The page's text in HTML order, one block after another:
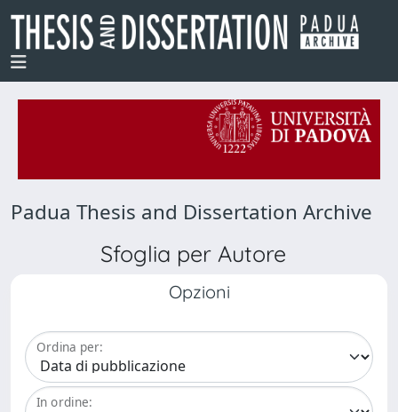
Padua Thesis and Dissertation Archive
Sfoglia per Autore
Opzioni
Ordina per:
In ordine: